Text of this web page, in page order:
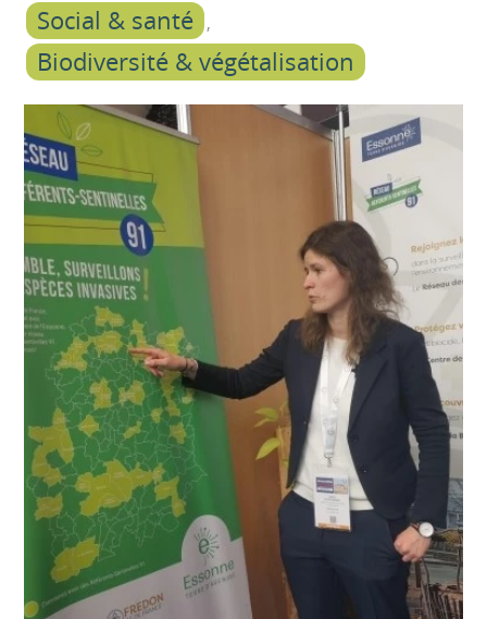
Social & santé
Biodiversité & végétalisation